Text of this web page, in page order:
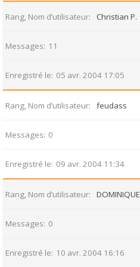
Rang, Nom d’utilisateur Christian P.
Messages 11
Enregistré le 05 avr. 2004 17:05
Rang, Nom d’utilisateur feudass
Messages 0
Enregistré le 09 avr. 2004 11:34
Rang, Nom d’utilisateur DOMINIQUE
Messages 0
Enregistré le 10 avr. 2004 16:16